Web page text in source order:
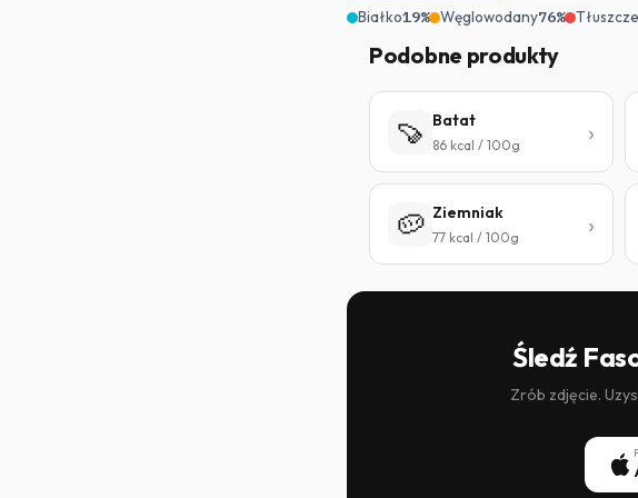
Białko19% Węglowodany76% Tłuszcze
Podobne produkty
🍠 Batat
86 kcal / 100g
🥔 Ziemniak
77 kcal / 100g
Śledź
Zrób zdjęcie.